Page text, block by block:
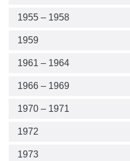
1955 – 1958
1959
1961 – 1964
1966 – 1969
1970 – 1971
1972
1973